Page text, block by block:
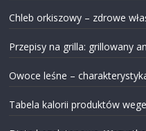
Chleb orkiszowy – zdrowe
Przepisy na grilla: grillowany
Owoce leśne –
Tabela kalorii produktów